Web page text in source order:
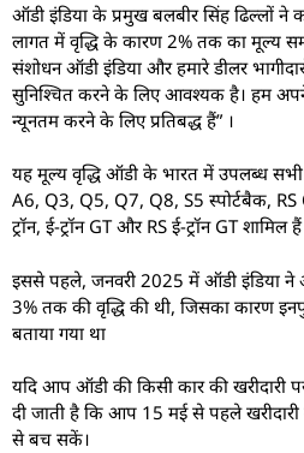
ऑडी इंडिया के प्रमुख बलबीर सिंह ढिल्लों ने
लागत में वृद्धि के कारण 2% तक का मूल्य
संशोधन ऑडी इंडिया और हमारे डीलर
सुनिश्चित करने के लिए आवश्यक है। हम अपने
न्यूनतम करने के लिए प्रतिबद्ध हैं” ।
यह मूल्य वृद्धि ऑडी के भारत में उपलब्ध सभी
A6, Q3, Q5, Q7, Q8, S5 स्पोर्टबैक, RS
ट्रॉन, ई-ट्रॉन GT और RS ई-ट्रॉन GT शामिल
इससे पहले, जनवरी 2025 में ऑडी इंडिया ने
3% तक की वृद्धि की थी, जिसका कारण
बताया गया था
यदि आप ऑडी की किसी कार की खरीदारी
दी जाती है कि आप 15 मई से पहले
से बच सकें।